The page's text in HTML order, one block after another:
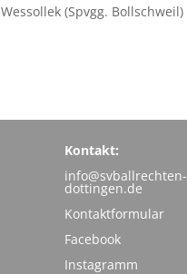
(Spvgg. Bollschweil)
Kontakt:
info@svballrechten-
dottingen.de
Kontaktformular
Facebook
Instagramm